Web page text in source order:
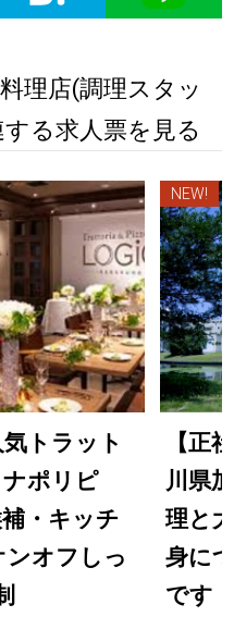
理店(調理スタッ
る求人票を見る
トラット
ポリピ
・キッチ
オフしっ
NEW!
【正
川県
理と
身に
です